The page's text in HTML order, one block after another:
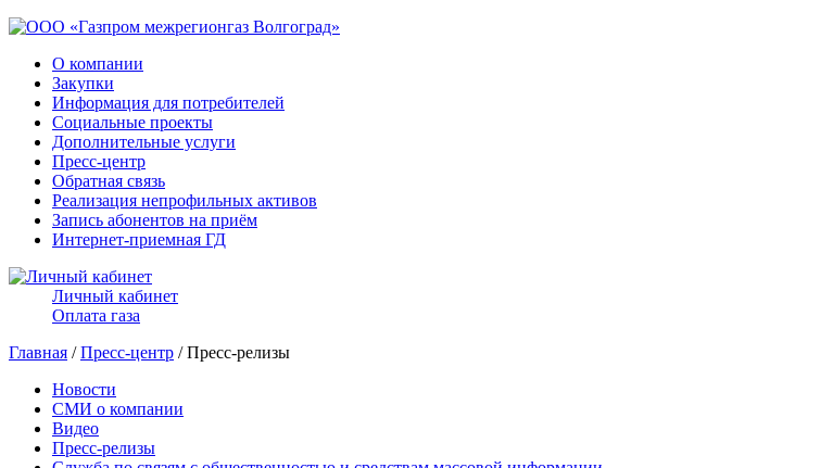
О компании
Закупки
Информация для потребителей
Социальные проекты
Дополнительные услуги
Пресс-центр
Обратная связь
Реализация непрофильных активов
Запись абонентов на приём
Интернет-приемная ГД
Личный кабинет
Оплата газа
Главная /Пресс-центр / Пресс-релизы
Новости
СМИ о компании
Видео
Пресс-релизы